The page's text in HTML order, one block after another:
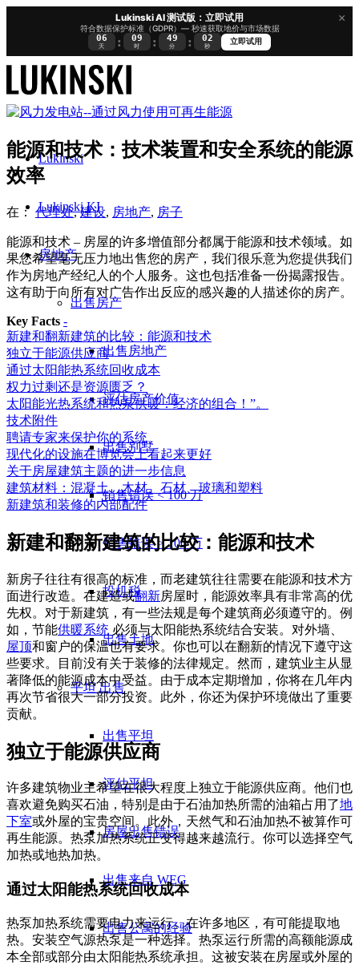
×
Lukinski AI 测试版：立即试用
符合数据保护标准（GDPR）— 秒速获取地价与市场数据
06
天 : 09
时 : 49
分 : 02
秒
立即试用
Lukinski
Lukinski KI
房地产
出售房产
出售房地产
评估房产价值
出售别墅
销售错误 < 100 万
销售错误 > 100 万
投机税
出售土地
平坦出售
出售平坦
评估平坦
房屋出售错误
出售来自 WEG
出售公寓的经验
能源和技术：技术装置和安全系统的能源
效率
在： 代理处,建设, 房地产, 房子
能源和技术 – 房屋的许多增值部分都属于能源和技术领域。如
果您希望毫无压力地出售您的房产，我们很乐意为您提供我们
作为房地产经纪人的个人服务。这也包括准备一份揭露报告。
这有助于向所有对广告作出反应的感兴趣的人描述你的房产。
Key Facts -
新建和翻新建筑的比较：能源和技术
独立于能源供应商
通过太阳能热系统回收成本
权力过剩还是资源匮乏？
太阳能光热系统和热泵供暖：经济的组合！”。
技术附件
聘请专家来保护你的系统
现代化的设施在博览会上看起来更好
关于房屋建筑主题的进一步信息
建筑材料：混凝土、木材、石材、玻璃和塑料
新建筑和装修的内部配件
新建和翻新建筑的比较：能源和技术
新房子往往有很高的标准，而老建筑往往需要在能源和技术方
面进行改造。在建造或翻新房屋时，能源效率具有非常高的优
先权。对于新建筑，有一些法规是每个建筑商必须遵守的。例
如，节能供暖系统 必须与太阳能热系统结合安装。对外墙、
屋顶和窗户的保温也有要求。你也可以在翻新的情况下遵守这
些要求。目前没有关于装修的法律规定。然而，建筑业主从显
著降低的能源成本中受益。由于成本定期增加，你将在几年内
再次节省很大一部分投资。此外，你还为保护环境做出了重要
贡献。
独立于能源供应商
许多建筑物业主希望在很大程度上独立于能源供应商。他们也
喜欢避免购买石油，特别是由于石油加热所需的油箱占用了地
下室或外屋的宝贵空间。此外，天然气和石油加热不被算作可
再生能源。热泵加热系统正变得越来越流行。你可以选择空气
加热或地热加热。
通过太阳能热系统回收成本
热泵加热系统需要电力来运行。在许多地区，有可能提取地
热。安装空气源热泵是一种选择。热泵运行所需的高额能源成
本全部或部分由太阳能热系统承担。这被安装在房屋或外屋的